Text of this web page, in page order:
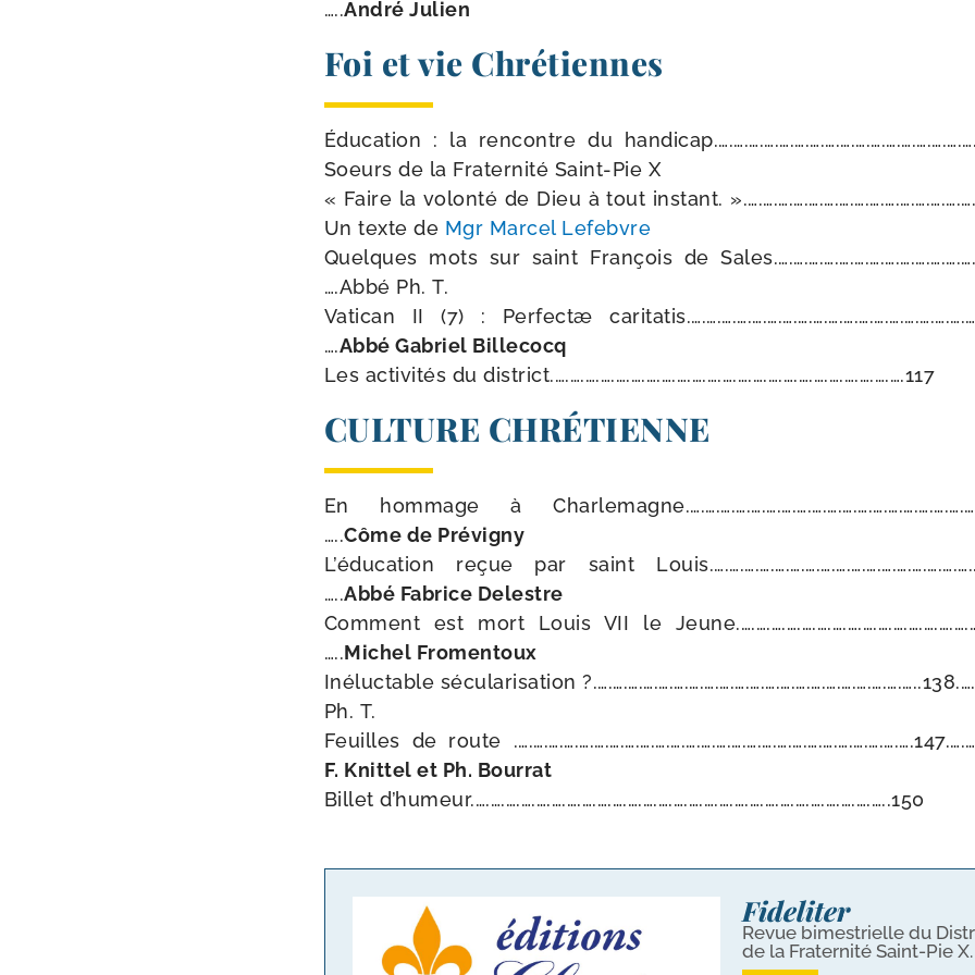
…..André Julien
Foi et vie Chrétiennes
Éducation : la ren­contre du
Soeurs de la Fraternité Saint-​Pie X
« Faire la volon­té de Dieu à tout ins­tant.
Un texte de Mgr Marcel Lefebvre
Quelques mots sur saint François de
….Abbé Ph. T.
Vatican II (7) : Perfectæ
….Abbé Gabriel Billecocq
Les acti­vi­tés du district.….….….….….….….….….….….….….….….….….….….….….….….117
CULTURE CHRÉTIENNE
En hom­mage à
…..Côme de Prévigny
L’éducation reçue par saint
…..Abbé Fabrice Delestre
Comment est mort Louis VII le
…..Michel Fromentoux
Inéluctable sécu­la­ri­sa­tion
Ph. T.
Feuilles de route
F. Knittel et Ph. Bourrat
Billet d’humeur.….….….….….….….….….….….….….….….….….….….….….….….….….….…..150
Fideliter
Revue bimestrielle du
de la Fraternité Saint-Pie X.